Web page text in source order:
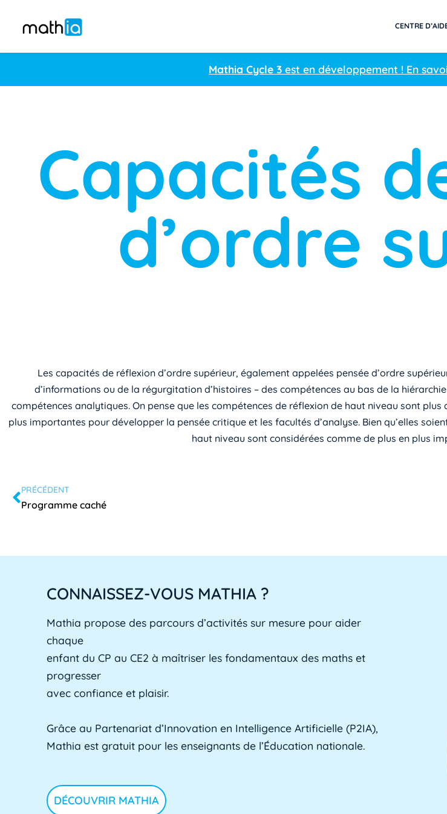
CENTRE
Mathia Cycle 3 est en développement ! En
Capacités
d’ordre
Les capacités de réflexion d’ordre supérieur, également appelées pensée d’ordre
d’informations ou de la régurgitation d’histoires – des compétences au bas de la
compétences analytiques. On pense que les compétences de réflexion de haut niveau sont
plus importantes pour développer la pensée critique et les facultés d’analyse. Bien qu’elles
haut niveau sont considérées comme de plus en plus
PRÉCÉDENT
Programme caché
CONNAISSEZ-VOUS MATHIA ?
Mathia propose des parcours d’activités sur mesure pour aider
chaque
enfant du CP au CE2 à maîtriser les fondamentaux des maths et
progresser
avec confiance et plaisir.
Grâce au Partenariat d’Innovation en Intelligence Artificielle (P2IA),
Mathia est gratuit pour les enseignants de l’Éducation nationale.
DÉCOUVRIR MATHIA